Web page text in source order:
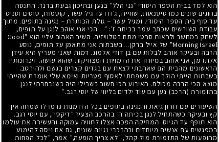
הוא למד בבית הספר היסודי "גני הלל" בנען ובתיכון גבעת ברנר. התנסה
בחוגים שונים כמו טיסנאות, שחייה, ג'ודו עד גיל עשר, קוסמות, סוסים וטניס
עד סוף בית הספר היסודי. ומגיל עשר – גולת הכותרת – נגינה בתופים. מתוך
עבודת השורשים שכתב עֹמר בכיתה ז': "... הכי אני אוהב לנגן על תופים,
לשחק במחשב ולראות סרטי מתח בטלוויזיה. השיר האהוב עליי הוא "Good
Morning Israel" של אייל ברקן... בשבתות אני מתאמן על תופים, נוסע
הרבה ובעיקר אוהב לבלות עם בן דודי אלמוג. דמות שאני מעריץ היא עידן
אלתרמן, אני אוהב במיוחד את הדמויות המצחיקות שהוא עושה. זיכרונותיי
הראשונים מהבית הם שאהבתי לצאת עם בגדים קצרים בגשם ולהירטב.
בשבתות הייתי הולך עם משפחתי לאסוף פטריות ואימא שלי אומרת שהייתי
מוצא הכי הרבה מכולם. האירוע הכי חשוב בשבילי היה כשנבחרתי לנגן
בתזמורת (הרכב) נען עם עוד ילדים בליווי של יוסי רגב."
השיעורים עם דורון גיאת והנגינה בתופים בכל הזדמנות גרמו לו שמחה אין
קץ ובעיקר כשהתחיל לנגן בכיתה ה' בהרכב הצעיר "דיקסי", עם יוסי רגב.
הוא תופף עד הגיוס. המוזיקה הפכה אצלו לחוויה עמוקה והעשירה את עולמו
במפגשים עם אנשים מיוחדים ובהרכבי נגינה שונים, גם אם ניסה להימנע
מהופעות של התזמורת מול קהל, "לא צריך הופעה," אמר, "לכל הפחות